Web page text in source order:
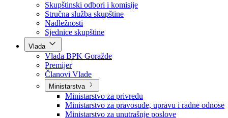
Poslanici po strankama
Poslanici po klubovima naroda
Kolegij skupštine
Skupštinski odbori i komisije
Stručna služba skupštine
Nadležnosti
Sjednice skupštine
Vlada
Vlada BPK Goražde
Premijer
Članovi Vlade
Ministarstva